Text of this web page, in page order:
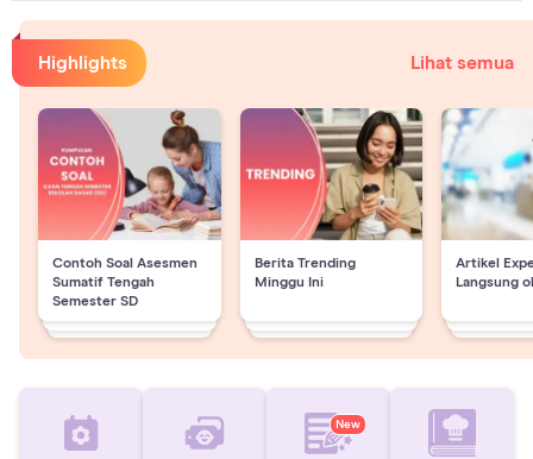
Highlights Lihat semua
Contoh Soal Asesmen
Sumatif Tengah
Semester SD
Berita Trending
Minggu Ini
Artikel
Langsung
New